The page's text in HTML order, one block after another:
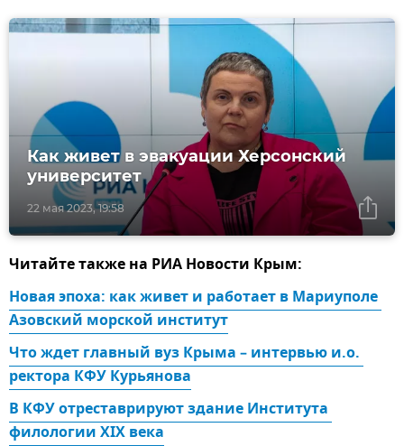
22 мая 2023, 19:58
Как живет в эвакуации Херсонский
университет
Читайте также на РИА Новости Крым:
Новая эпоха: как живет и работает в Мариуполе
Азовский морской институт
Что ждет главный вуз Крыма – интервью и.о.
ректора КФУ Курьянова
В КФУ отреставрируют здание Института
филологии XIX века